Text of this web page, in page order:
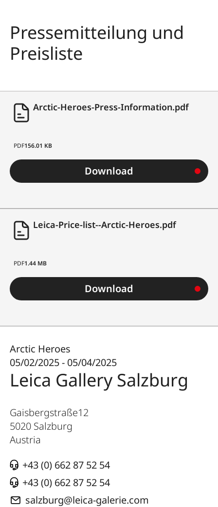
Pressemitteilung und
Preisliste
Arctic-Heroes-Press-Information.pdf
PDF156.01 KB
Download
Leica-Price-list--Arctic-Heroes.pdf
PDF1.44 MB
Download
Arctic Heroes
05/02/2025 - 05/04/2025
Leica Gallery Salzburg
Gaisbergstraße12
5020 Salzburg
Austria
+43 (0) 662 87 52 54
+43 (0) 662 87 52 54
salzburg@leica-galerie.com